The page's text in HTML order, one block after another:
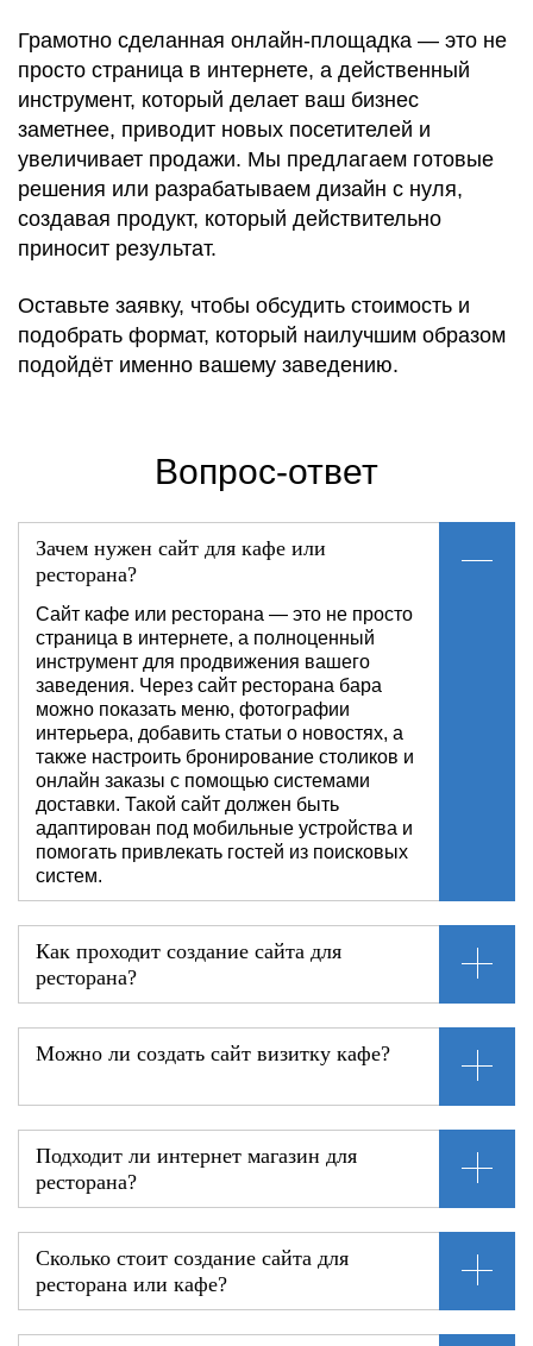
Грамотно сделанная онлайн-площадка — это не
просто страница в интернете, а действенный
инструмент, который делает ваш бизнес
заметнее, приводит новых посетителей и
увеличивает продажи. Мы предлагаем готовые
решения или разрабатываем дизайн с нуля,
создавая продукт, который действительно
приносит результат.
Оставьте заявку, чтобы обсудить стоимость и
подобрать формат, который наилучшим образом
подойдёт именно вашему заведению.
Вопрос-ответ
Зачем нужен сайт для кафе или
ресторана?
Сайт кафе или ресторана — это не просто
страница в интернете, а полноценный
инструмент для продвижения вашего
заведения. Через сайт ресторана бара
можно показать меню, фотографии
интерьера, добавить статьи о новостях, а
также настроить бронирование столиков и
онлайн заказы с помощью системами
доставки. Такой сайт должен быть
адаптирован под мобильные устройства и
помогать привлекать гостей из поисковых
систем.
Как проходит создание сайта для
ресторана?
Можно ли создать сайт визитку кафе?
Подходит ли интернет магазин для
ресторана?
Сколько стоит создание сайта для
ресторана или кафе?